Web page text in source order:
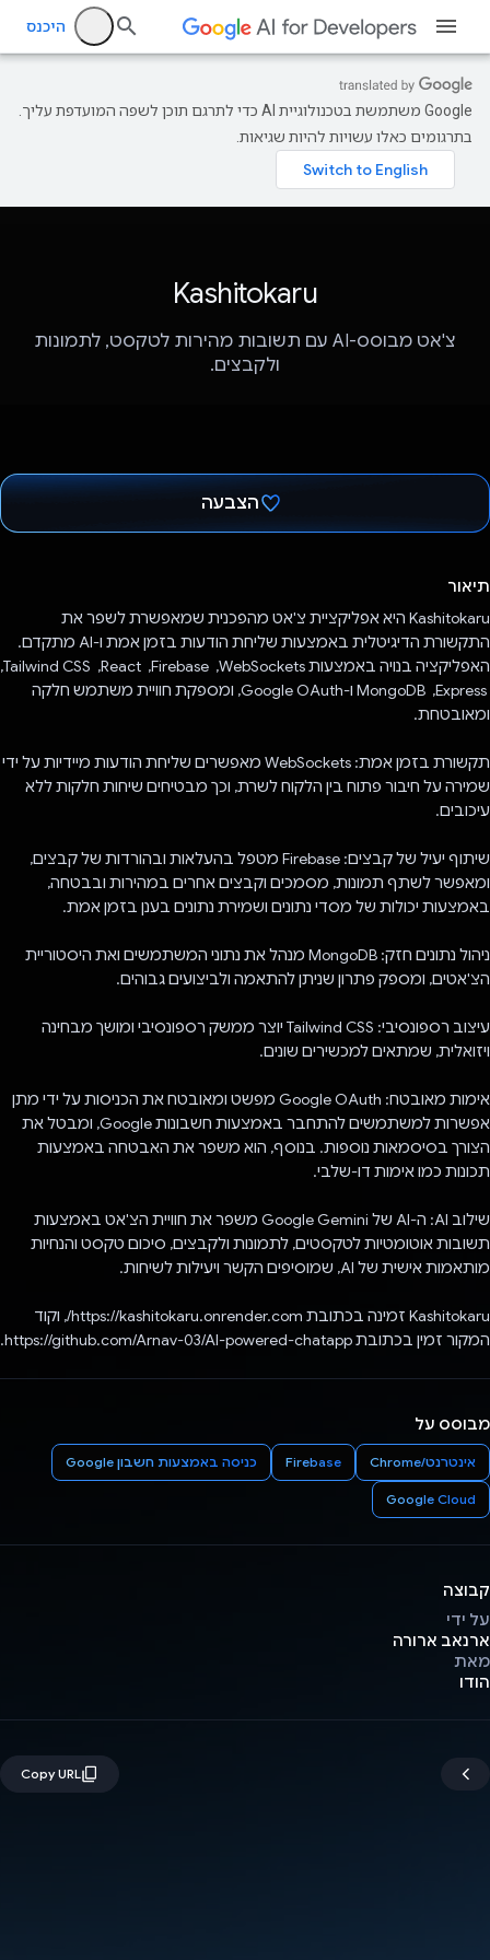
היכנס
‫Google משתמשת בטכנולוגיית AI כדי לתרגם תוכן לשפה המועדפת עליך.
בתרגומים כאלו עשויות להיות שגיאות.
Kashitokaru
צ'אט מבוסס-AI עם תשובות מהירות לטקסט, לתמונות
ולקבצים.
הצבעה
תיאור
Kashitokaru היא אפליקציית צ'אט מהפכנית שמאפשרת לשפר את
התקשורת הדיגיטלית באמצעות שליחת הודעות בזמן אמת ו-AI מתקדם.
האפליקציה בנויה באמצעות WebSockets, ‏ Firebase, ‏ React, ‏ Tailwind CSS,
‏ Express, ‏ MongoDB ו-Google OAuth, ומספקת חוויית משתמש חלקה
ומאובטחת.
תקשורת בזמן אמת: WebSockets מאפשרים שליחת הודעות מיידיות על ידי
שמירה על חיבור פתוח בין הלקוח לשרת, וכך מבטיחים שיחות חלקות ללא
עיכובים.
שיתוף יעיל של קבצים: Firebase מטפל בהעלאות ובהורדות של קבצים,
ומאפשר לשתף תמונות, מסמכים וקבצים אחרים במהירות ובבטחה,
באמצעות יכולות של מסדי נתונים ושמירת נתונים בענן בזמן אמת.
ניהול נתונים חזק: MongoDB מנהל את נתוני המשתמשים ואת היסטוריית
הצ'אטים, ומספק פתרון שניתן להתאמה ולביצועים גבוהים.
עיצוב רספונסיבי: Tailwind CSS יוצר ממשק רספונסיבי ומושך מבחינה
ויזואלית, שמתאים למכשירים שונים.
אימות מאובטח: Google OAuth מפשט ומאובטח את הכניסות על ידי מתן
אפשרות למשתמשים להתחבר באמצעות חשבונות Google, ומבטל את
הצורך בסיסמאות נוספות. בנוסף, הוא משפר את האבטחה באמצעות
תכונות כמו אימות דו-שלבי.
שילוב AI: ה-AI של Google Gemini משפר את חוויית הצ'אט באמצעות
תשובות אוטומטיות לטקסטים, לתמונות ולקבצים, סיכום טקסט והנחיות
מותאמות אישית של AI, שמוסיפים הקשר ויעילות לשיחות.
Kashitokaru זמינה בכתובת https://kashitokaru.onrender.com/, וקוד
המקור זמין בכתובת https://github.com/Arnav-03/AI-powered-chatapp.
מבוסס על
אינטרנט/Chrome Firebase כניסה באמצעות חשבון Google
Google Cloud
קבוצה
על ידי
ארנאב ארורה
מאת
הודו